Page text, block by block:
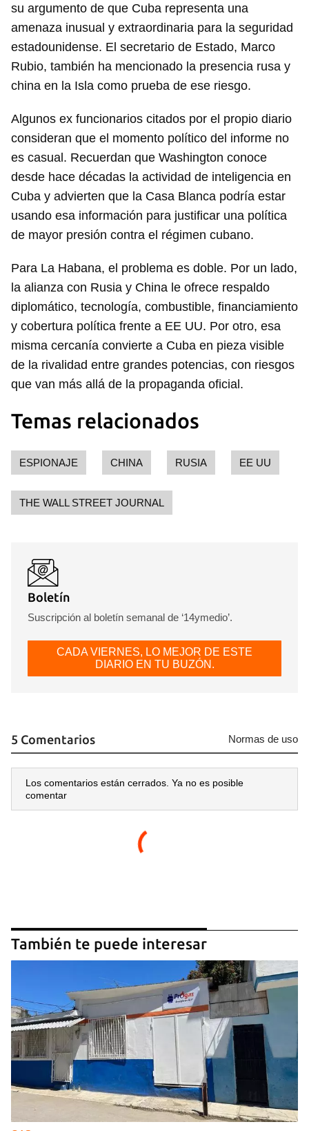
Guardar como favorito
Para poder guardar como favorito, primero has de
iniciar sesión con tu cuenta de 14ymedio.
su argumento de que Cuba representa una
amenaza inusual y extraordinaria para la seguridad
estadounidense. El secretario de Estado, Marco
Rubio, también ha mencionado la presencia rusa y
china en la Isla como prueba de ese riesgo.
Algunos ex funcionarios citados por el propio diario
consideran que el momento político del informe no
es casual. Recuerdan que Washington conoce
desde hace décadas la actividad de inteligencia en
Cuba y advierten que la Casa Blanca podría estar
usando esa información para justificar una política
de mayor presión contra el régimen cubano.
Para La Habana, el problema es doble. Por un lado,
la alianza con Rusia y China le ofrece respaldo
diplomático, tecnología, combustible, financiamiento
y cobertura política frente a EE UU. Por otro, esa
misma cercanía convierte a Cuba en pieza visible
de la rivalidad entre grandes potencias, con riesgos
que van más allá de la propaganda oficial.
Temas relacionados
ESPIONAJE CHINA RUSIA EE UU
THE WALL STREET JOURNAL
Boletín
Suscripción al boletín semanal de ‘14ymedio’.
CADA VIERNES, LO MEJOR DE ESTE
DIARIO EN TU BUZÓN.
5 Comentarios Normas de uso
Los comentarios están cerrados. Ya no es posible
comentar
También te puede interesar